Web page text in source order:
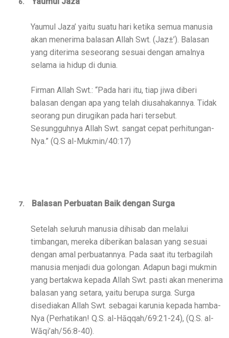
6.
Yaumul Jaza’ yaitu suatu hari ketika semua manusia
akan menerima balasan Allah Swt. (Jaz±’). Balasan
yang diterima seseorang sesuai dengan amalnya
selama ia hidup di dunia.
Firman Allah Swt.: “Pada hari itu, tiap jiwa diberi
balasan dengan apa yang telah diusahakannya. Tidak
seorang pun dirugikan pada hari tersebut.
Sesungguhnya Allah Swt. sangat cepat perhitungan-
Nya.” (Q.S al-Mukmin/40:17)
7. Balasan Perbuatan Baik dengan Surga
Setelah seluruh manusia dihisab dan melalui
timbangan, mereka diberikan balasan yang sesuai
dengan amal perbuatannya. Pada saat itu terbagilah
manusia menjadi dua golongan. Adapun bagi mukmin
yang bertakwa kepada Allah Swt. pasti akan menerima
balasan yang setara, yaitu berupa surga. Surga
disediakan Allah Swt. sebagai karunia kepada hamba-
Nya (Perhatikan! Q.S. al-Hāqqah/69:21-24), (Q.S. al-
Wāqi’ah/56:8-40).